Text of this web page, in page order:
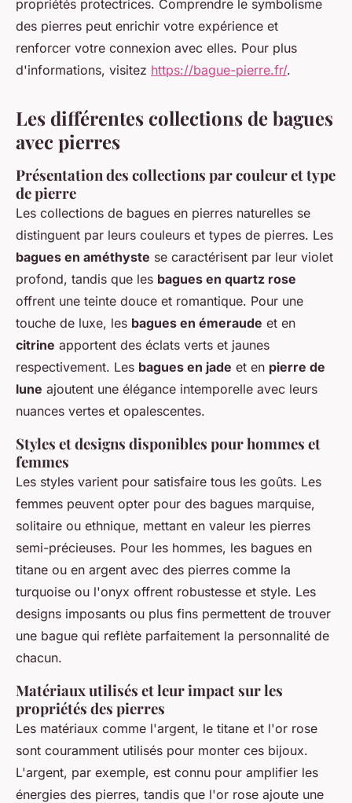
propriétés protectrices. Comprendre le symbolisme
des pierres peut enrichir votre expérience et
renforcer votre connexion avec elles. Pour plus
d'informations, visitez https://bague-pierre.fr/.
Les différentes collections de bagues
avec pierres
Présentation des collections par couleur et type
de pierre
Les collections de bagues en pierres naturelles se
distinguent par leurs couleurs et types de pierres. Les
bagues en améthyste se caractérisent par leur violet
profond, tandis que les bagues en quartz rose
offrent une teinte douce et romantique. Pour une
touche de luxe, les bagues en émeraude et en
citrine apportent des éclats verts et jaunes
respectivement. Les bagues en jade et en pierre de
lune ajoutent une élégance intemporelle avec leurs
nuances vertes et opalescentes.
Styles et designs disponibles pour hommes et
femmes
Les styles varient pour satisfaire tous les goûts. Les
femmes peuvent opter pour des bagues marquise,
solitaire ou ethnique, mettant en valeur les pierres
semi-précieuses. Pour les hommes, les bagues en
titane ou en argent avec des pierres comme la
turquoise ou l'onyx offrent robustesse et style. Les
designs imposants ou plus fins permettent de trouver
une bague qui reflète parfaitement la personnalité de
chacun.
Matériaux utilisés et leur impact sur les
propriétés des pierres
Les matériaux comme l'argent, le titane et l'or rose
sont couramment utilisés pour monter ces bijoux.
L'argent, par exemple, est connu pour amplifier les
énergies des pierres, tandis que l'or rose ajoute une